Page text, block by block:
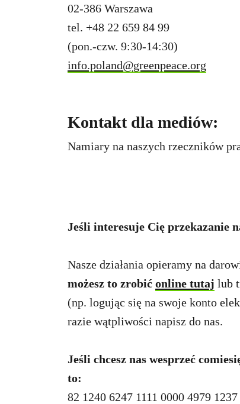
02-386 Warszawa
tel. +48 22 659 84 99
(pon.-czw. 9:30-14:30)
info.poland@greenpeace.org
Kontakt dla mediów:
Namiary na naszych rzeczników
Jeśli interesuje Cię przekazanie
Nasze działania opieramy na
możesz to zrobić online tutaj lub
(np. logując się na swoje konto
razie wątpliwości napisz do nas.
Jeśli chcesz nas wesprzeć
to:
82 1240 6247 1111 0000 4979 1237